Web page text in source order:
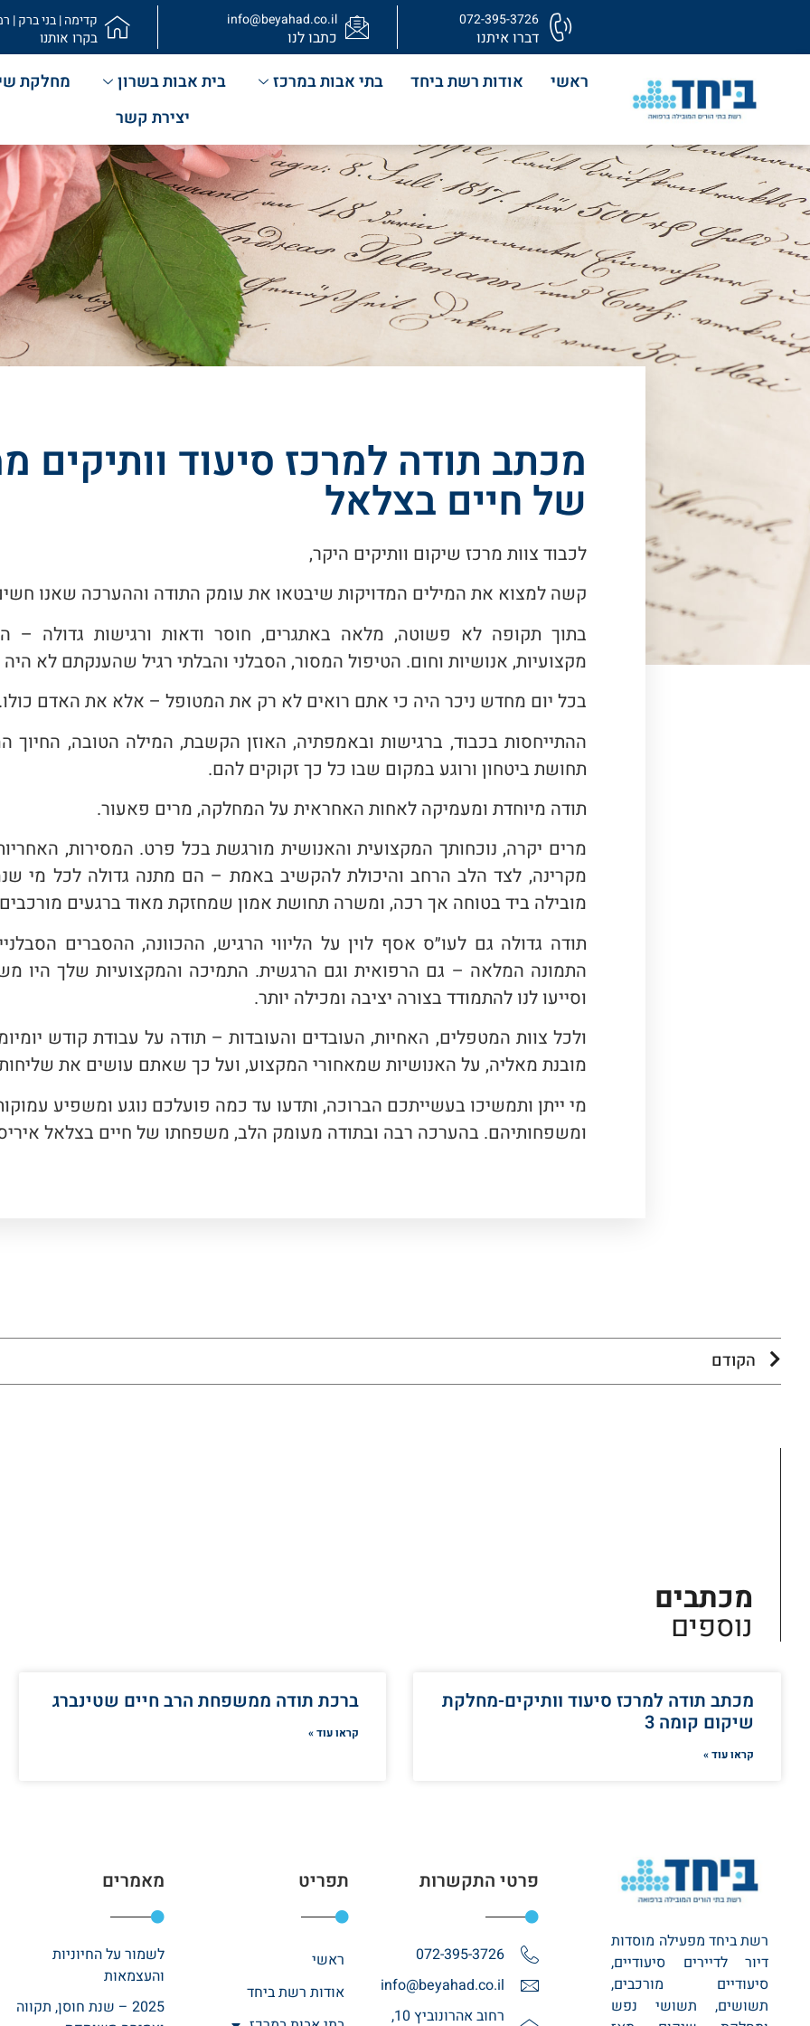
072-395-3726
דברו איתנו
info@beyahad.co.il
כתבו לנו
קדימה | בני ברק |
בקרו אותנו
ראשי אודות רשת ביחד בתי אבות במרכז בית אבות בשרון
מחלקת
יצירת קשר
מכתב תודה למרכז סיעוד
של חיים בצלאל
לכבוד צוות מרכז שיקום וותיקים היקר,
קשה למצוא את המילים המדויקות שיבטאו את עומק התודה וההערכה שאנו
בתוך תקופה לא פשוטה, מלאה באתגרים, חוסר ודאות ורגישות גדולה –
מקצועיות, אנושיות וחום. הטיפול המסור, הסבלני והבלתי רגיל שהענקתם לא היה
בכל יום מחדש ניכר היה כי אתם רואים לא רק את המטופל – אלא את האדם
ההתייחסות בכבוד, ברגישות ובאמפתיה, האוזן הקשבת, המילה הטובה, החיוך
תחושת ביטחון ורוגע במקום שבו כל כך זקוקים להם.
תודה מיוחדת ומעמיקה לאחות האחראית על המחלקה, מרים פאעור.
מרים יקרה, נוכחותך המקצועית והאנושית מורגשת בכל פרט. המסירות,
מקרינה, לצד הלב הרחב והיכולת להקשיב באמת – הם מתנה גדולה לכל מי
מובילה ביד בטוחה אך רכה, ומשרה תחושת אמון שמחזקת מאוד ברגעים
תודה גדולה גם לעו״ס אסף לוין על הליווי הרגיש, ההכוונה, ההסברים
התמונה המלאה – גם הרפואית וגם הרגשית. התמיכה והמקצועיות שלך היו
וסייעו לנו להתמודד בצורה יציבה ומכילה יותר.
ולכל צוות המטפלים, האחיות, העובדים והעובדות – תודה על עבודת קודש
מובנת מאליה, על האנושיות שמאחורי המקצוע, ועל כך שאתם עושים את
מי ייתן ותמשיכו בעשייתכם הברוכה, ותדעו עד כמה פועלכם נוגע ומשפיע
ומשפחותיהם. בהערכה רבה ובתודה מעומק הלב, משפחתו של חיים בצלאל
הקודם
מכתבים
נוספים
מכתב תודה למרכז סיעוד וותיקים-מחלקת
שיקום קומה 3
קראו עוד »
ברכת תודה ממשפחת הרב חיים שטינברג
קראו עוד »
רשת ביחד מפעילה מוסדות
דיור לדיירים סיעודיים,
סיעודיים מורכבים,
תשושים, תשושי נפש
פרטי התקשרות
072-395-3726
info@beyahad.co.il
רחוב אהרונוביץ 10,
תפריט
ראשי
אודות רשת ביחד
מאמרים
לשמור על החיוניות
והעצמאות
2025 – שנת חוסן, תקווה